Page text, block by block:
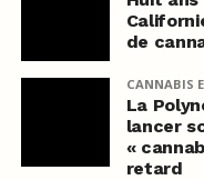
de
CANNABIS
La
lancer
«
retard